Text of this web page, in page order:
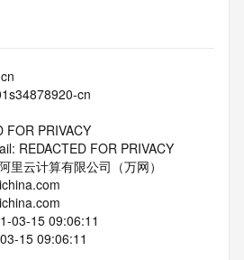
cn
FOR PRIVACY
REDACTED FOR PRIVACY
云计算有限公司（万网）
03-15 09:06:11
15 09:06:11